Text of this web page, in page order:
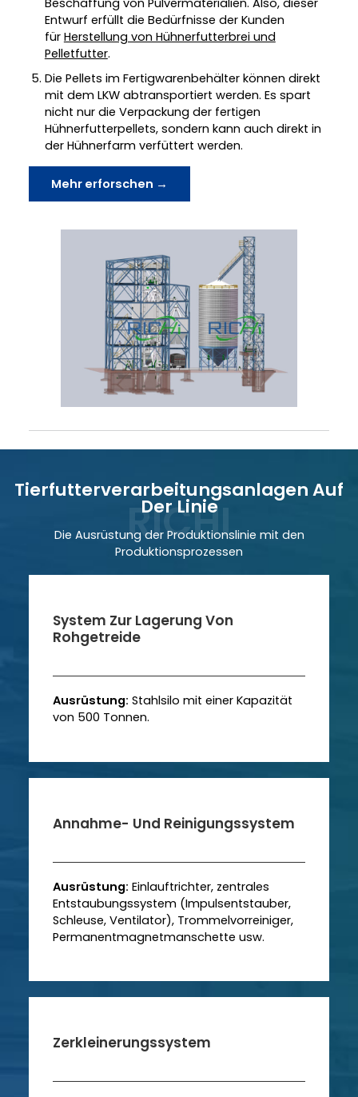
Beschaffung von Pulvermaterialien. Also, dieser
Entwurf erfüllt die Bedürfnisse der Kunden
für Herstellung von Hühnerfutterbrei und
Pelletfutter.
Die Pellets im Fertigwarenbehälter können direkt
mit dem LKW abtransportiert werden. Es spart
nicht nur die Verpackung der fertigen
Hühnerfutterpellets, sondern kann auch direkt in
der Hühnerfarm verfüttert werden.
Mehr erforschen →
Tierfutterverarbeitungsanlagen Auf
Der Linie
Die Ausrüstung der Produktionslinie mit den
Produktionsprozessen
System Zur Lagerung Von
Rohgetreide
Ausrüstung: Stahlsilo mit einer Kapazität
von 500 Tonnen.
Annahme- Und Reinigungssystem
Ausrüstung: Einlauftrichter, zentrales
Entstaubungssystem (Impulsentstauber,
Schleuse, Ventilator), Trommelvorreiniger,
Permanentmagnetmanschette usw.
Zerkleinerungssystem